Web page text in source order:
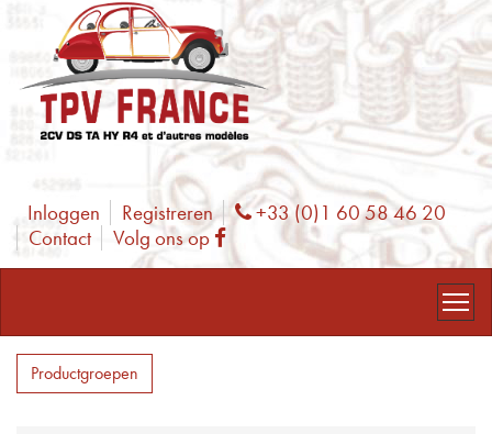
Inloggen Registreren Phone
+33 (0)1 60 58 46 20
Contact
Volg ons op Facebook
Productgroepen